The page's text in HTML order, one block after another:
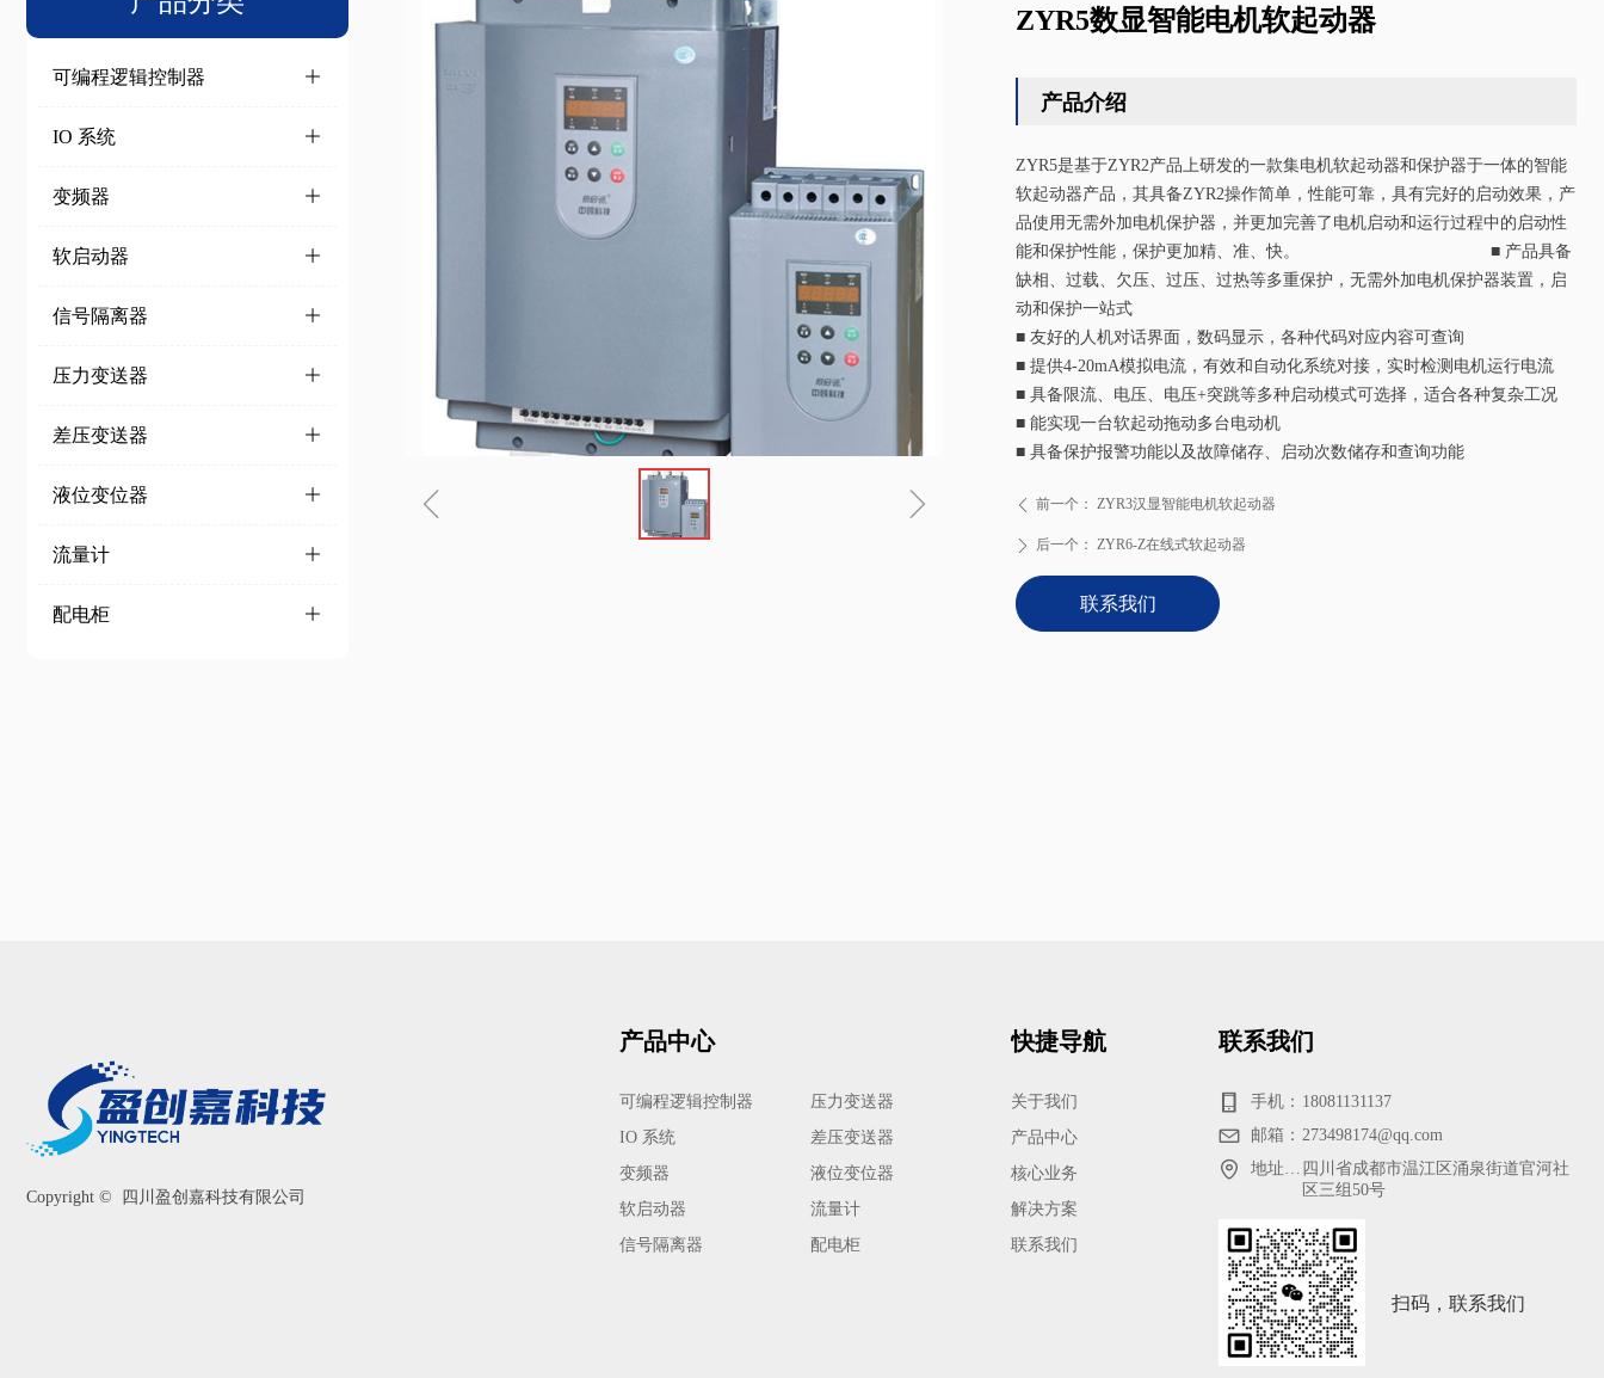
ꄶ
可编程逻辑控制器
ꄶ
IO 系统
ꄶ
变频器
ꄶ
软启动器
ꄶ
信号隔离器
ꄶ
压力变送器
ꄶ
差压变送器
ꄶ
液位变位器
ꄶ
流量计
ꄶ
配电柜
ꁆ ꁇ
ZYR5数显智能电机软起动器
产品介绍
ZYR5是基于ZYR2产品上研发的一款集电机软起动器和保护器于一体的智能
软起动器产品，其具备ZYR2操作简单，性能可靠，具有完好的启动效果，产
品使用无需外加电机保护器，并更加完善了电机启动和运行过程中的启动性
能和保护性能，保护更加精、准、快。 ■ 产品具备
缺相、过载、欠压、过压、过热等多重保护，无需外加电机保护器装置，启
动和保护一站式
■ 友好的人机对话界面，数码显示，各种代码对应内容可查询
■ 提供4-20mA模拟电流，有效和自动化系统对接，实时检测电机运行电流
■ 具备限流、电压、电压+突跳等多种启动模式可选择，适合各种复杂工况
■ 能实现一台软起动拖动多台电动机
■ 具备保护报警功能以及故障储存、启动次数储存和查询功能
联系我们
ꄴ 前一个： ZYR3汉显智能电机软起动器
ꄲ 后一个： ZYR6-Z在线式软起动器
产品中心
可编程逻辑控制器
IO 系统
变频器
软启动器
信号隔离器
压力变送器
差压变送器
液位变位器
流量计
配电柜
快捷导航
关于我们
产品中心
核心业务
解决方案
联系我们
Copyright © 四川盈创嘉科技有限公司
联系我们
手机： 18081131137
邮箱： 273498174@qq.com
地址：成都市温江区涌泉街道官河社区三组50号
四川省成都市温江区涌泉街道官河社
区三组50号
扫码，联系我们